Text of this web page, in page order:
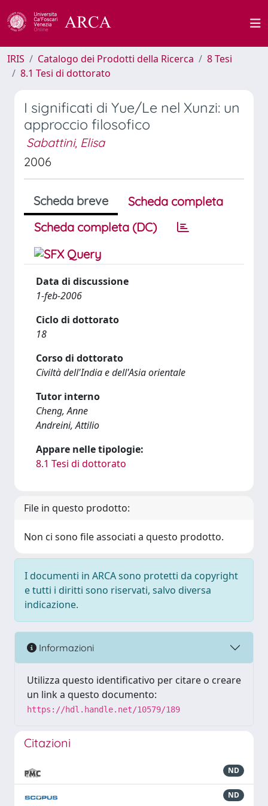
IRIS Catalogo dei Prodotti della Ricerca
8 Tesi
8.1 Tesi di dottorato
I significati di Yue/Le nel Xunzi: un
approccio filosofico
Sabattini, Elisa
2006
Scheda breve
Scheda completa
Scheda completa (DC)
Data di discussione
1-feb-2006
Ciclo di dottorato
18
Corso di dottorato
Civiltà dell'India e dell'Asia orientale
Tutor interno
Cheng, Anne
Andreini, Attilio
Appare nelle tipologie:
8.1 Tesi di dottorato
File in questo prodotto:
Non ci sono file associati a questo prodotto.
I documenti in ARCA sono protetti da copyright
e tutti i diritti sono riservati, salvo diversa
indicazione.
Informazioni
Utilizza questo identificativo per citare o creare
un link a questo documento:
https://hdl.handle.net/10579/189
Citazioni
ND
ND